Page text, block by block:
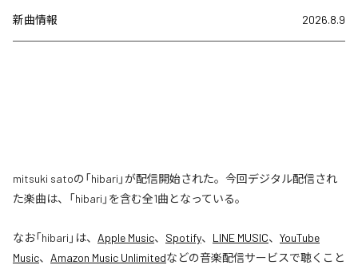
新曲情報 2026.8.9
mitsuki satoの「hibari」が配信開始された。今回デジタル配信され
た楽曲は、「hibari」を含む全1曲となっている。
なお「hibari 」は、 Apple Music、 Spotify、 LINE MUSIC、 YouTube
Music、 Amazon Music Unlimitedなどの音楽配信サービスで聴くこと